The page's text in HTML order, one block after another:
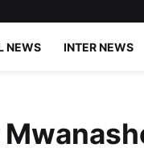
NEWS INTER NEWS